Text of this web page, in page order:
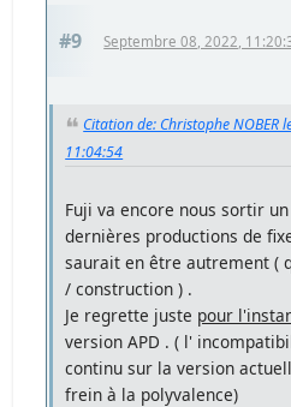
#9 Septembre 08, 2022,
Citation de: Christophe NOBER
11:04:54
Fuji va encore nous sortir
dernières productions de
saurait en être autrement (
/ construction ) .
Je regrette juste pour
version APD . ( l'
continu sur la version
frein à la polyvalence)